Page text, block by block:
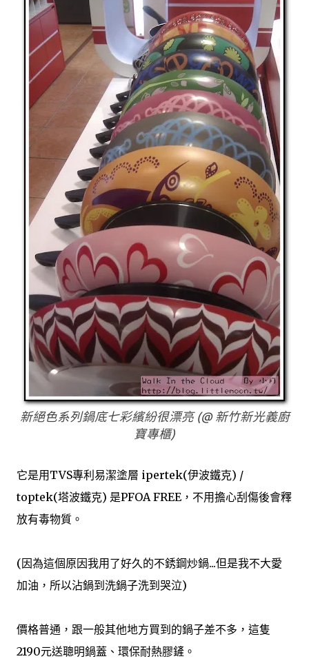
新絕色系列鍋底七彩繽紛很漂亮 (@ 新竹新光義廚
寶專櫃)
它是用TVS專利易潔塗層 ipertek(伊波鐵克) /
toptek(塔波鐵克) 是PFOA FREE，不用擔心刮傷後會釋
放有毒物質。
(因為這個原因我用了好久的不銹鋼炒鍋...但是我不大愛
加油，所以沾鍋到洗鍋子洗到哭泣)
價格普通，跟一般其他地方買到的鍋子差不多，這隻
2190元送聰明鍋蓋、環保耐熱膠鏟。